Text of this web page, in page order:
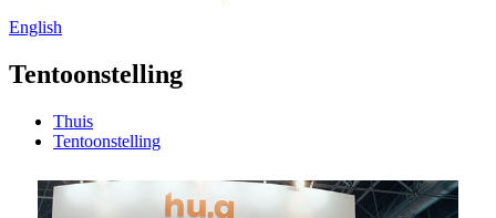
English
Tentoonstelling
Thuis
Tentoonstelling